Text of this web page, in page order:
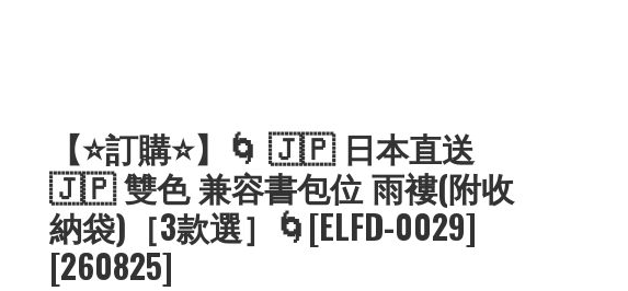
【⭐訂購⭐】🌀 🇯🇵 日本直送
🇯🇵 雙色 兼容書包位 雨褸(附收
納袋)［3款選］🌀[ELFD-0029]
[260825]